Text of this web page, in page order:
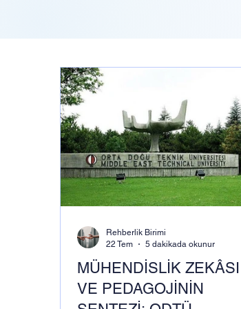
MÜHENDİSLİK ZEKÂSI
VE PEDAGOJİNİN
Rehberlik Birimi
22 Tem
5 dakikada okunur